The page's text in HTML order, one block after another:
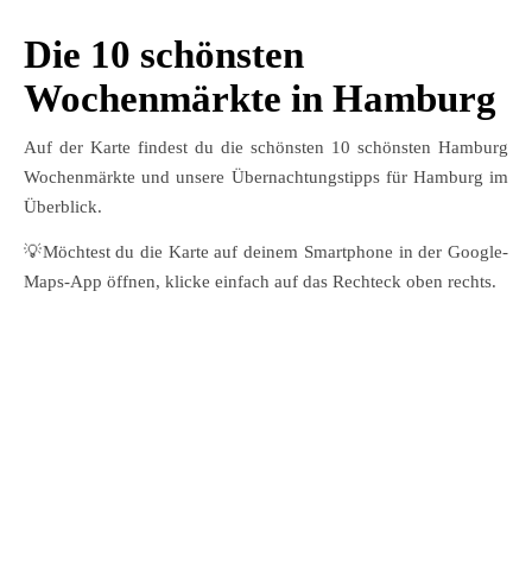
Die 10 schönsten
Wochenmärkte in Hamburg
Auf der Karte findest du die schönsten 10 schönsten Hamburg
Wochenmärkte und unsere Übernachtungstipps für Hamburg im
Überblick.
💡Möchtest du die Karte auf deinem Smartphone in der Google-
Maps-App öffnen, klicke einfach auf das Rechteck oben rechts.